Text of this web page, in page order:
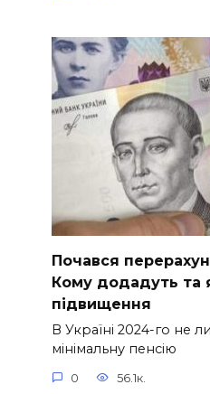
Почався
Кому додадуть та
підвищення
В Україні 2024-го не
мінімальну пенсію
0 56.1к.